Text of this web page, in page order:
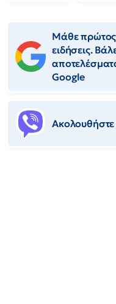
Μάθε πρώτος
ειδήσεις.
Google